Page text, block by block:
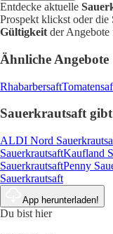
Entdecke aktuelle
Prospekt klickst oder die
Gültigkeit der Angebote
Ähnliche Angebote
Rhabarbersaft
Sauerkrautsaft
ALDI Nord
SauerkrautsaftKaufland
SauerkrautsaftPenny
Sauerkrautsaft
App herunterladen!
Du bist hier